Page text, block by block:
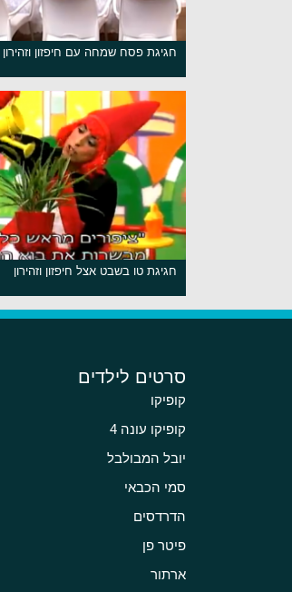
חגיגת פסח שמחה עם חיפזון וזהירון
חגיגת טו בשבט אצל חיפזון וזהירון
סרטים לילדים
קופיקו
קופיקו עונה 4
יובל המבולבל
סמי הכבאי
הדרדסים
פיטר פן
ארתור